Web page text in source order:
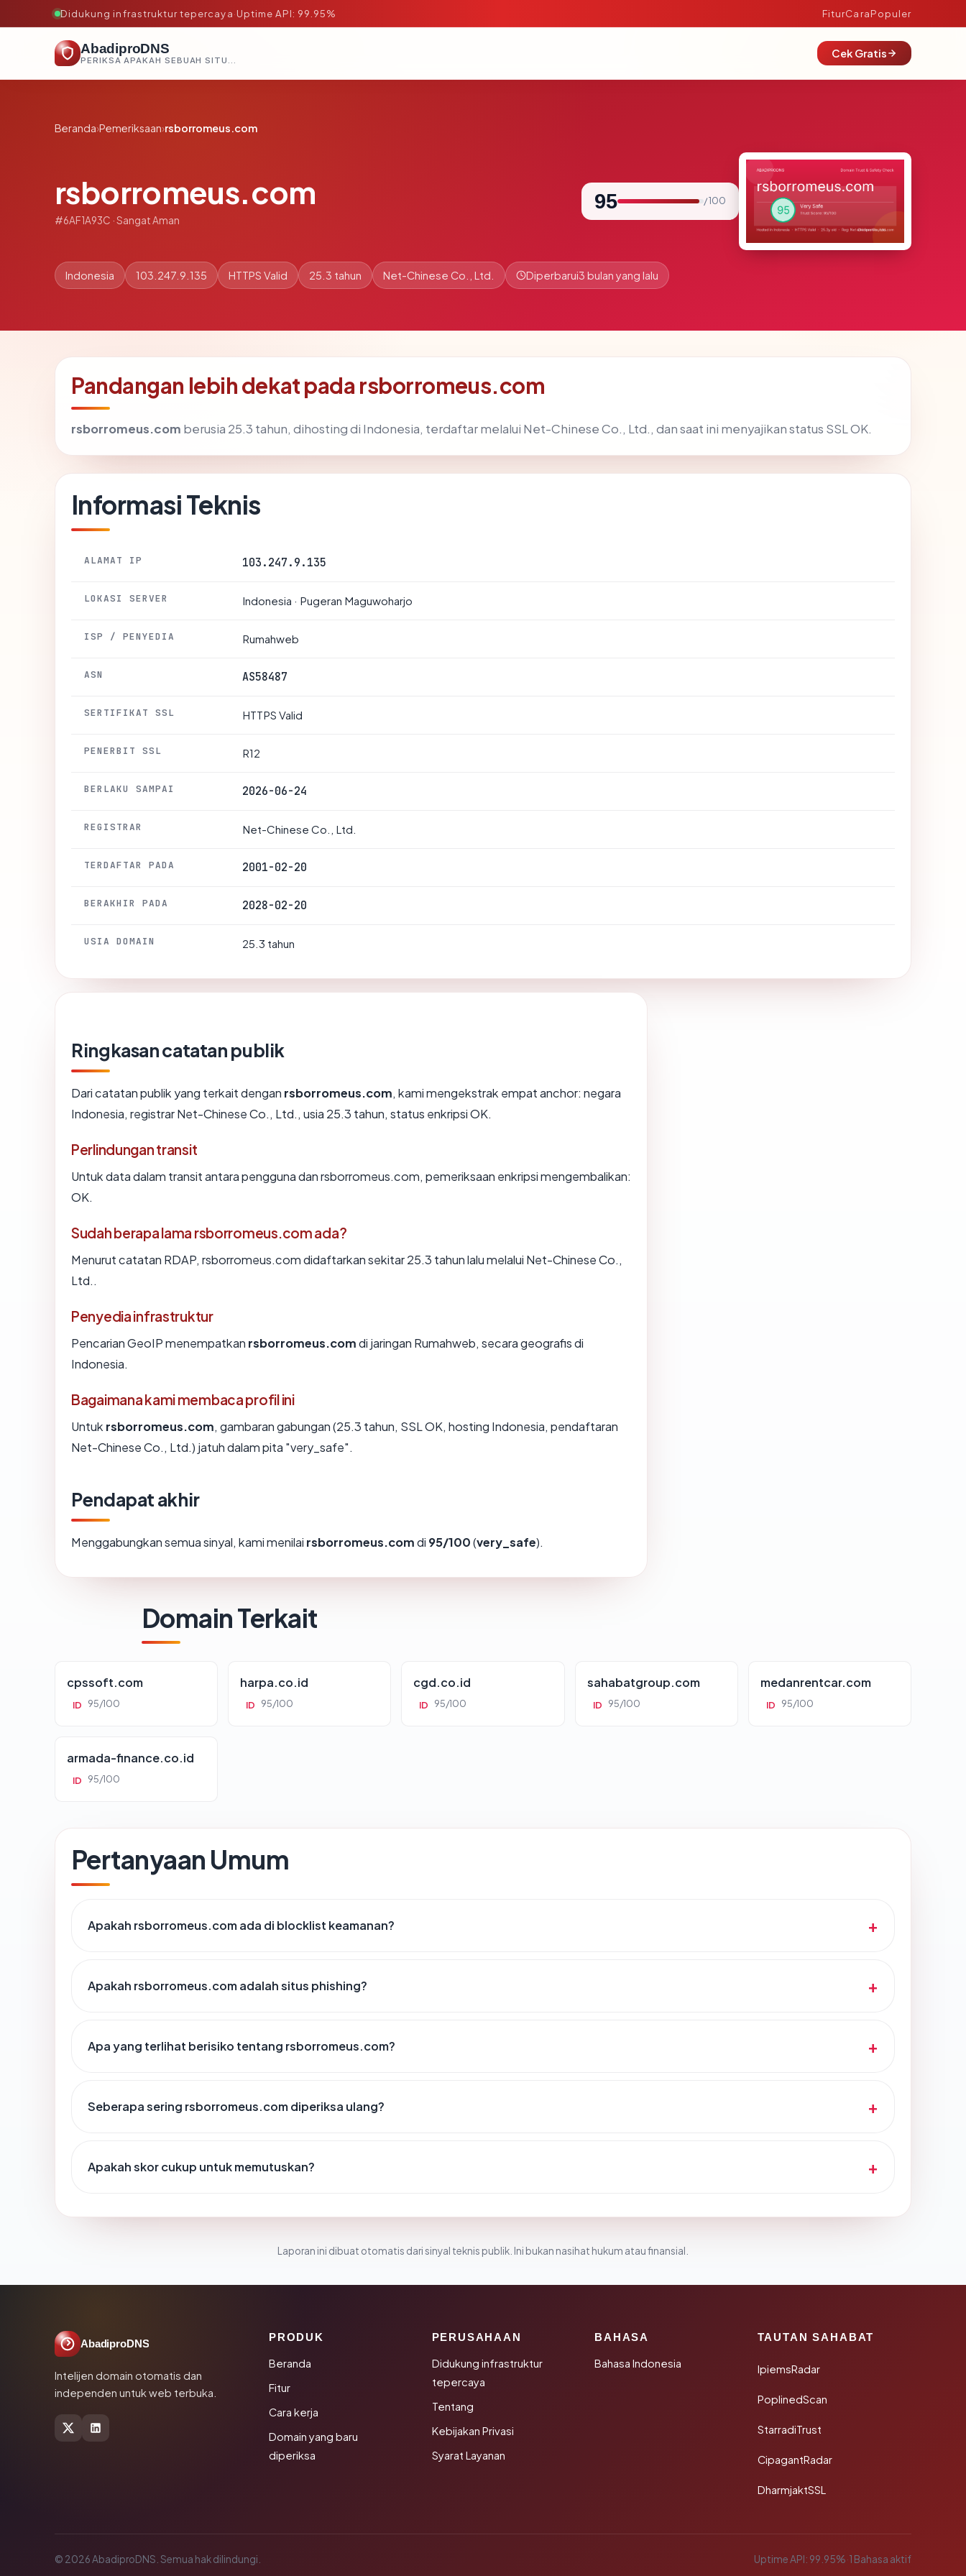
Didukung infrastruktur tepercaya·Uptime API: 99.95% FiturCaraPopuler
AbadiproDNS
PERIKSA APAKAH SEBUAH SITUS AMAN, TEPERCAYA, DAN TERVERIFIKASI DALAM HITUNGAN DETIK.
Cek Gratis
Beranda›Pemeriksaan›rsborromeus.com
rsborromeus.com
#6AF1A93C · Sangat Aman
95 / 100
Indonesia 103.247.9.135 HTTPS Valid 25.3 tahun Net-Chinese Co., Ltd. Diperbarui3 bulan yang lalu
Pandangan lebih dekat pada rsborromeus.com
rsborromeus.com berusia 25.3 tahun, dihosting di Indonesia, terdaftar melalui Net-Chinese Co., Ltd., dan saat ini menyajikan status SSL OK.
Informasi Teknis
ALAMAT IP 103.247.9.135
LOKASI SERVER Indonesia · Pugeran Maguwoharjo
ISP / PENYEDIA Rumahweb
ASN AS58487
SERTIFIKAT SSL HTTPS Valid
PENERBIT SSL R12
BERLAKU SAMPAI 2026-06-24
REGISTRAR Net-Chinese Co., Ltd.
TERDAFTAR PADA 2001-02-20
BERAKHIR PADA 2028-02-20
USIA DOMAIN 25.3 tahun
Ringkasan catatan publik
Dari catatan publik yang terkait dengan rsborromeus.com, kami mengekstrak empat anchor: negara
Indonesia, registrar Net-Chinese Co., Ltd., usia 25.3 tahun, status enkripsi OK.
Perlindungan transit
Untuk data dalam transit antara pengguna dan rsborromeus.com, pemeriksaan enkripsi mengembalikan:
OK.
Sudah berapa lama rsborromeus.com ada?
Menurut catatan RDAP, rsborromeus.com didaftarkan sekitar 25.3 tahun lalu melalui Net-Chinese Co.,
Ltd..
Penyedia infrastruktur
Pencarian GeoIP menempatkan rsborromeus.comdi jaringan Rumahweb, secara geografis di
Indonesia.
Bagaimana kami membaca profil ini
Untuk rsborromeus.com, gambaran gabungan (25.3 tahun, SSL OK, hosting Indonesia, pendaftaran
Net-Chinese Co., Ltd.) jatuh dalam pita "very_safe".
Pendapat akhir
Menggabungkan semua sinyal, kami menilai rsborromeus.comdi 95/100(very_safe).
Domain Terkait
cpssoft.com
ID 95/100
harpa.co.id
ID 95/100
cgd.co.id
ID 95/100
sahabatgroup.com
ID 95/100
medanrentcar.com
ID 95/100
armada-finance.co.id
ID 95/100
Pertanyaan Umum
Apakah rsborromeus.com ada di blocklist keamanan?
Apakah rsborromeus.com adalah situs phishing?
Apa yang terlihat berisiko tentang rsborromeus.com?
Seberapa sering rsborromeus.com diperiksa ulang?
Apakah skor cukup untuk memutuskan?
Laporan ini dibuat otomatis dari sinyal teknis publik. Ini bukan nasihat hukum atau finansial.
AbadiproDNS
Intelijen domain otomatis dan
independen untuk web terbuka.
PRODUK
Beranda
Fitur
Cara kerja
Domain yang baru
diperiksa
PERUSAHAAN
Didukung infrastruktur
tepercaya
Tentang
Kebijakan Privasi
Syarat Layanan
BAHASA
Bahasa Indonesia
TAUTAN SAHABAT
IpiemsRadar
PoplinedScan
StarradiTrust
CipagantRadar
DharmjaktSSL
© 2026 AbadiproDNS. Semua hak dilindungi. Uptime API: 99.95%·1 Bahasa aktif